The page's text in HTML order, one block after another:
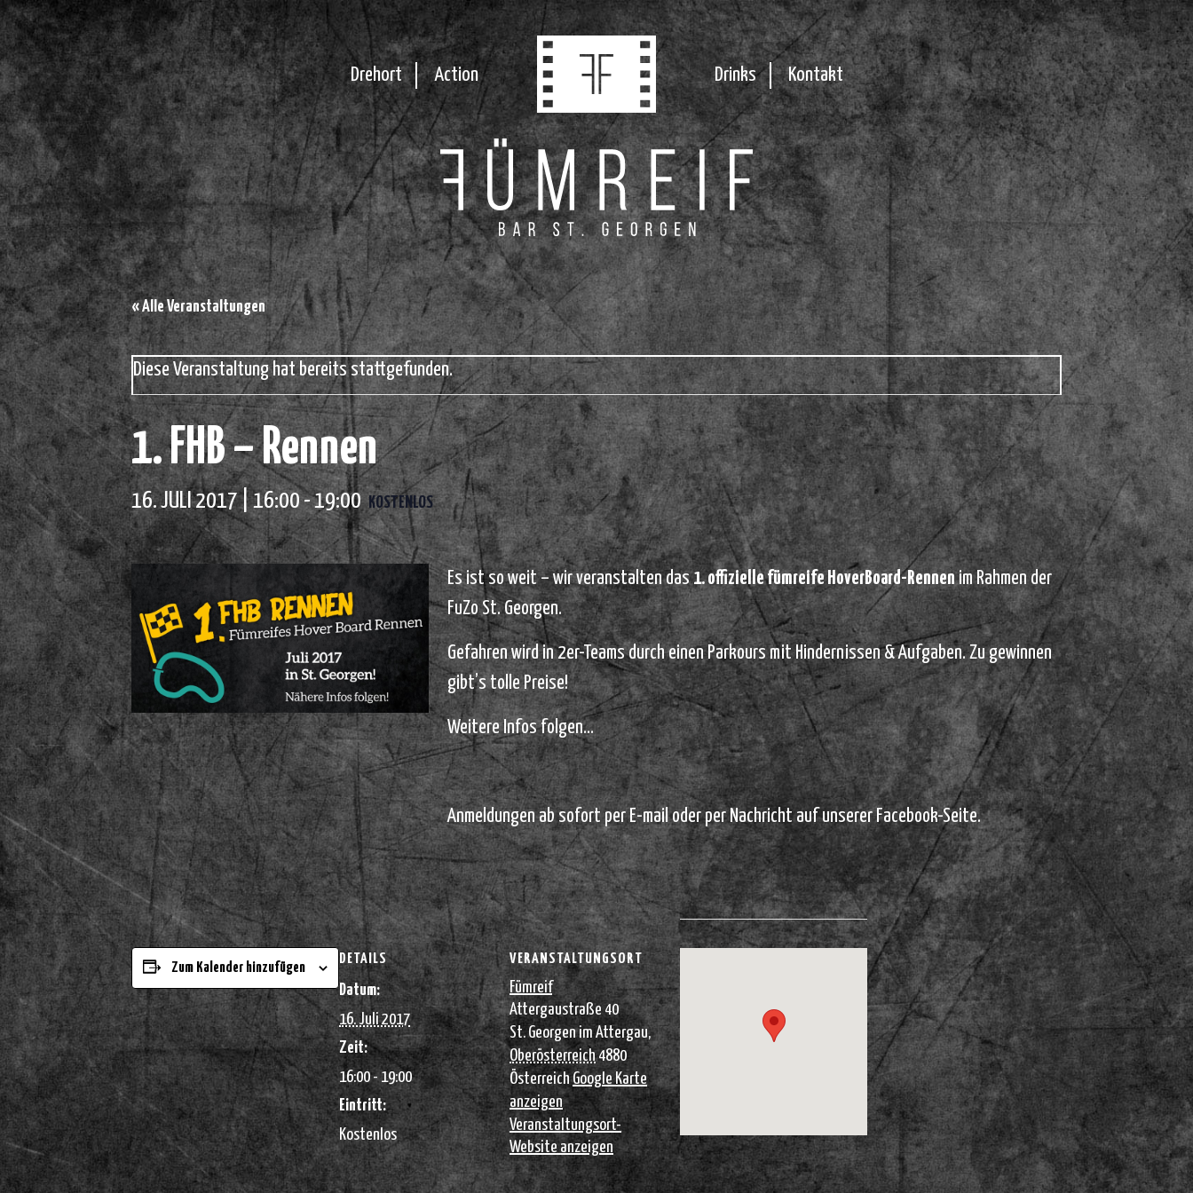
Drehort Action Drinks Kontakt
« Alle Veranstaltungen
Diese Veranstaltung hat bereits stattgefunden.
1. FHB – Rennen
16. JULI 2017 | 16:00-19:00 KOSTENLOS
Es ist so weit – wir veranstalten das1. offizielle fümreife HoverBoard-Rennenim Rahmen der
FuZo St. Georgen.
Gefahren wird in 2er-Teams durch einen Parkours mit Hindernissen & Aufgaben. Zu gewinnen
gibt’s tolle Preise!
Weitere Infos folgen…
Anmeldungen ab sofort per E-mail oder per Nachricht auf unserer Facebook-Seite.
Zum Kalender hinzufügen
DETAILS
Datum:
16. Juli 2017
Zeit:
16:00 - 19:00
Eintritt:
Kostenlos
VERANSTALTUNGSORT
Fümreif
Attergaustraße 40
St. Georgen im Attergau,
Oberösterreich4880
Österreich Google Karte
anzeigen
Veranstaltungsort-
Website anzeigen